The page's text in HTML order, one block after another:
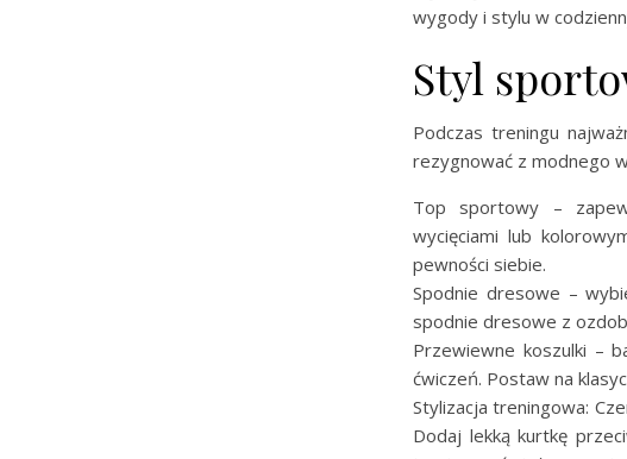
wygody i stylu w
Styl
Podczas treningu
rezygnować z modnego
Top sportowy –
wycięciami lub
pewności siebie.
Spodnie dresowe –
spodnie dresowe z
Przewiewne koszulki –
ćwiczeń. Postaw na
Stylizacja treningowa:
Dodaj lekką kurtkę